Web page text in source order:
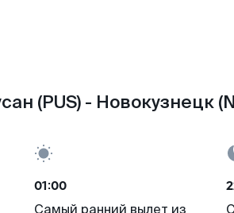
(PUS) - Новокузнецк
01:00
Самый ранний вылет из